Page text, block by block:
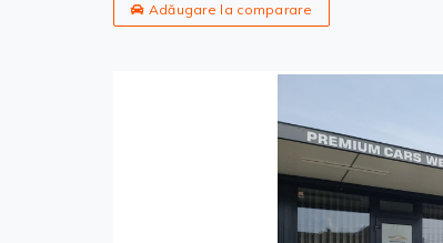
Adăugare la comparare